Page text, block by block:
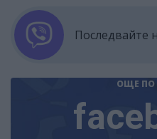
Последвайте
ОЩЕ ПО